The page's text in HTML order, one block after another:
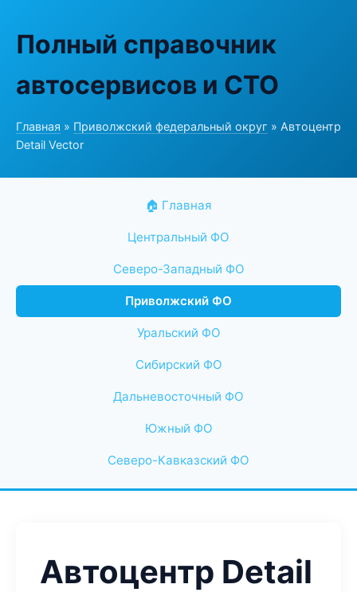
Полный справочник
автосервисов и СТО
Главная » Приволжский федеральный округ » Автоцентр
Detail Vector
🏠 Главная
Центральный ФО
Северо-Западный ФО
Приволжский ФО
Уральский ФО
Сибирский ФО
Дальневосточный ФО
Южный ФО
Северо-Кавказский ФО
Автоцентр Detail